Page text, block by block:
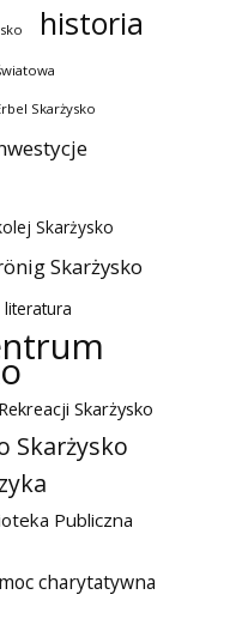
historia
Skarżysko
Skarżysko
Skarżysko
literatura
Skarżysko
Skarżysko
Publiczna
charytatywna